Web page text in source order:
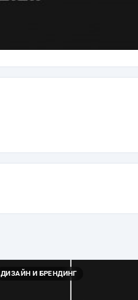
ДИЗАЙН И БРЕНДИНГ